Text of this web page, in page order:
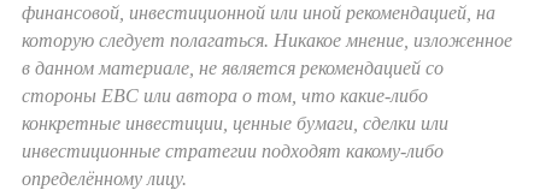
финансовой, инвестиционной или иной рекомендацией, на
которую следует полагаться. Никакое мнение, изложенное
в данном материале, не является рекомендацией со
стороны EBC или автора о том, что какие-либо
конкретные инвестиции, ценные бумаги, сделки или
инвестиционные стратегии подходят какому-либо
определённому лицу.